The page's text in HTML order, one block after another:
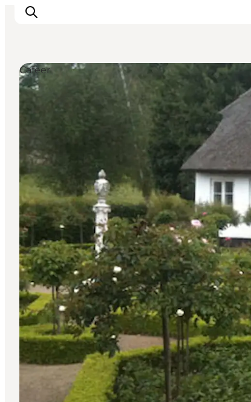
This is Copenhagen
Aktiviteter
Spis & drik
Områder
Planlæg din tur
CopenPay
Copenhagen Card
Cafeer